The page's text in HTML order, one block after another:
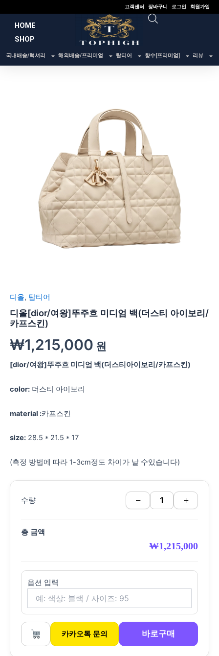
건
너
고객센터 장바구니 로그인 회원가입
HOME
SHOP
국내배송/럭셔리 해외배송/프리미엄 탑티어 향수[프리미엄] 리뷰
디올, 탑티어
디올[dior/여왕]뚜주흐 미디엄 백(더스티 아이보리/
카프스킨)
₩1,215,000 원
[dior/여왕]뚜주흐 미디엄 백(더스티아이보리/카프스킨)
color: 더스티 아이보리
material :카프스킨
size: 28.5 * 21.5 * 17
(측정 방법에 따라 1-3cm정도 차이가 날 수있습니다)
수량 − +
총 금액
₩1,215,000
옵션 입력
카카오톡 문의 바로구매